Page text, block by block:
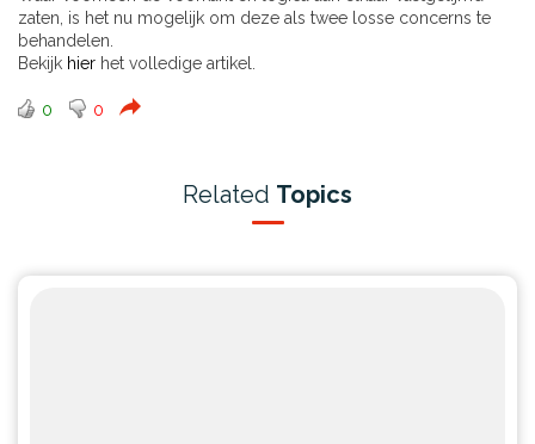
zaten, is het nu mogelijk om deze als twee losse concerns te
behandelen.
Bekijk hier het volledige artikel.
0 0
Related Topics